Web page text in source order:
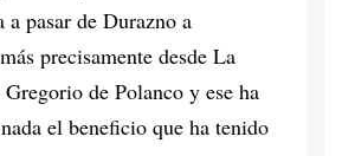
a pasar de Durazno a
precisamente desde La
de Polanco y ese ha
el beneficio que ha tenido